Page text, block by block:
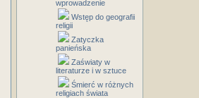
wprowadzenie
Wstęp do geografii
religii
Zatyczka
panieńska
Zaświaty w
literaturze i w sztuce
Śmierć w różnych
religiach świata